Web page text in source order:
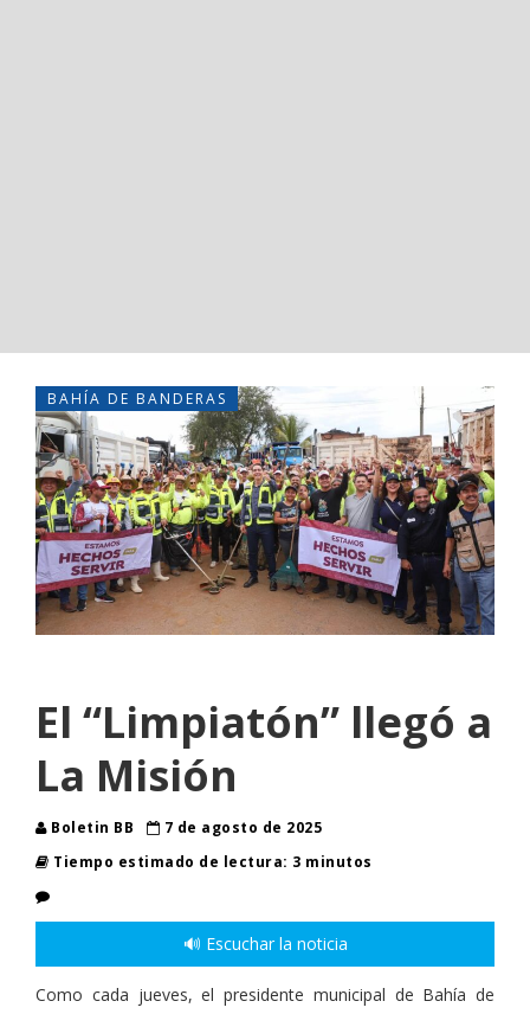
BAHÍA DE BANDERAS
El “Limpiatón” llegó a
La Misión
Boletin BB
7 de agosto de 2025
Tiempo estimado de lectura: 3 minutos
🔊 Escuchar la noticia
Como cada jueves, el presidente municipal de Bahía de